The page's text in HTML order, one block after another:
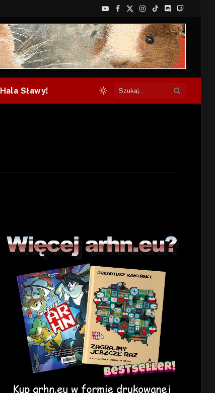
YouTube
Facebook
X
(Twitter)
Instagram
TikTokDiscordTwitch
Hala Sławy!